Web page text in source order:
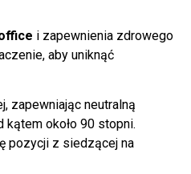
i zapewnienia zdrowego
aby uniknąć
zapewniając neutralną
około 90 stopni.
pozycji z siedzącej na